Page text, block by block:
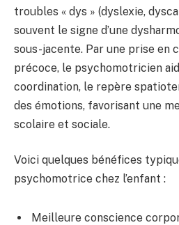
troubles « dys » (dyslexie,
souvent le signe d’une
sous-jacente. Par une prise en
précoce, le psychomotricien
coordination, le repère
des émotions, favorisant une
scolaire et sociale.
Voici quelques bénéfices
psychomotrice chez l’enfant :
Meilleure conscience